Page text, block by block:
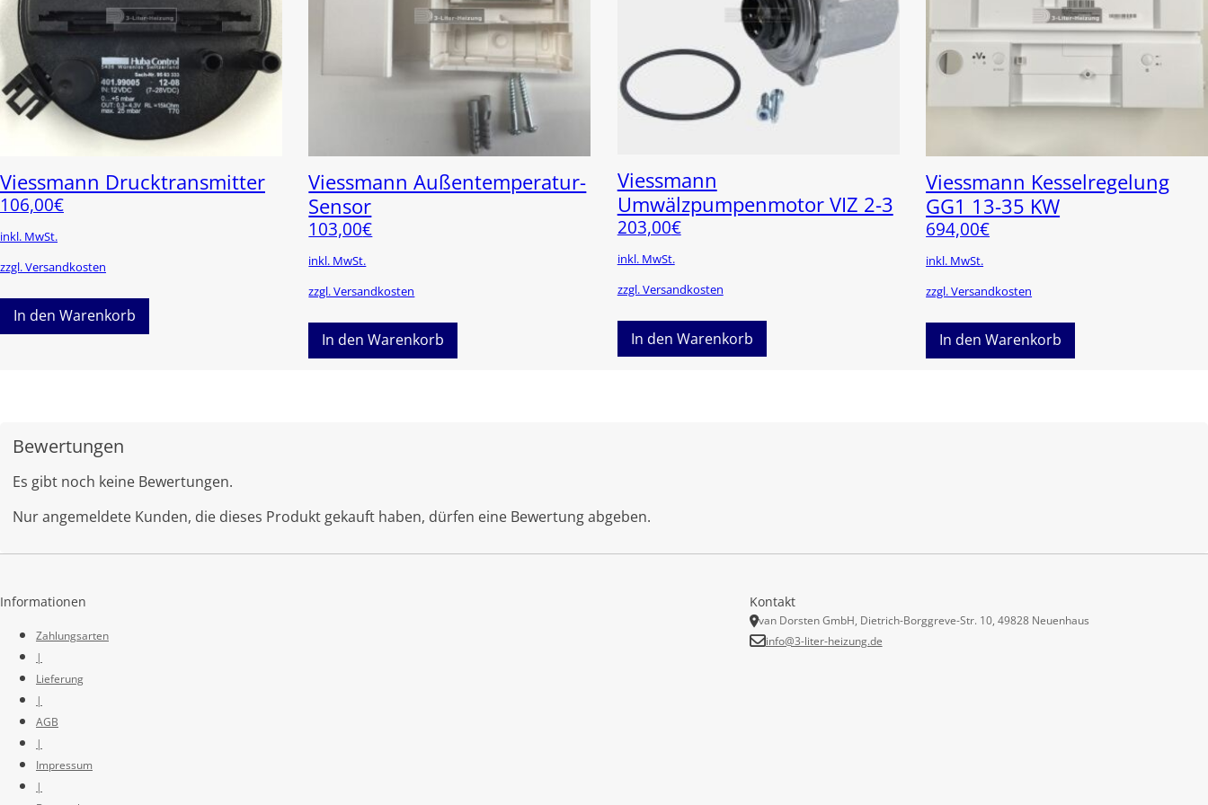
Viessmann Drucktransmitter
106,00€
inkl. MwSt.
zzgl. Versandkosten
In den Warenkorb
Viessmann Außentemperatur-
Sensor
103,00€
inkl. MwSt.
zzgl. Versandkosten
In den Warenkorb
Viessmann
Umwälzpumpenmotor VIZ 2-3
203,00€
inkl. MwSt.
zzgl. Versandkosten
In den Warenkorb
Viessmann Kesselregelung
GG1 13-35 KW
694,00€
inkl. MwSt.
zzgl. Versandkosten
In den Warenkorb
Bewertungen
Es gibt noch keine Bewertungen.
Nur angemeldete Kunden, die dieses Produkt gekauft haben, dürfen eine Bewertung abgeben.
Informationen
Zahlungsarten
|
Lieferung
|
AGB
|
Impressum
|
Kontakt
van Dorsten GmbH, Dietrich-Borggreve-Str. 10, 49828 Neuenhaus
info@3-liter-heizung.de